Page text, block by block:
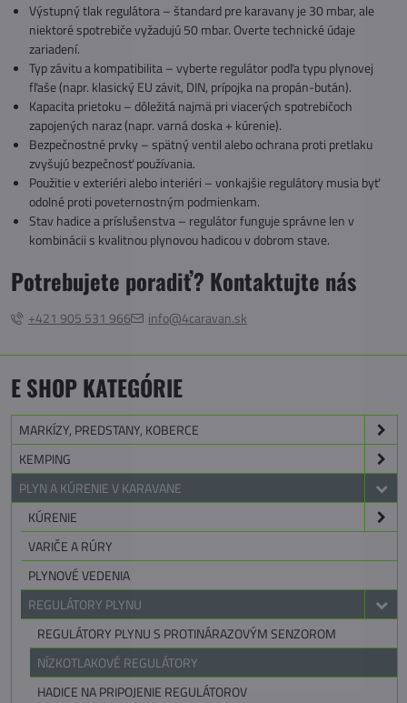
Výstupný tlak regulátora – štandard pre karavany je 30 mbar, ale
niektoré spotrebiče vyžadujú 50 mbar. Overte technické údaje
zariadení.
Typ závitu a kompatibilita – vyberte regulátor podľa typu plynovej
fľaše (napr. klasický EU závit, DIN, prípojka na propán-bután).
Kapacita prietoku – dôležitá najmä pri viacerých spotrebičoch
zapojených naraz (napr. varná doska + kúrenie).
Bezpečnostné prvky – spätný ventil alebo ochrana proti pretlaku
zvyšujú bezpečnosť používania.
Použitie v exteriéri alebo interiéri – vonkajšie regulátory musia byť
odolné proti poveternostným podmienkam.
Stav hadice a príslušenstva – regulátor funguje správne len v
kombinácii s kvalitnou plynovou hadicou v dobrom stave.
Potrebujete poradiť? Kontaktujte nás
+421 905 531 966 info@4caravan.sk
E SHOP KATEGÓRIE
MARKÍZY, PREDSTANY, KOBERCE
KEMPING
PLYN A KÚRENIE V KARAVANE
KÚRENIE
VARIČE A RÚRY
PLYNOVÉ VEDENIA
REGULÁTORY PLYNU
REGULÁTORY PLYNU S PROTINÁRAZOVÝM SENZOROM
NÍZKOTLAKOVÉ REGULÁTORY
HADICE NA PRIPOJENIE REGULÁTOROV